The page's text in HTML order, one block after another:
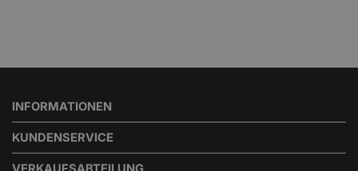
INFORMATIONEN
KUNDENSERVICE